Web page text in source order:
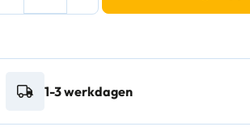
12270
1-3 werkdagen